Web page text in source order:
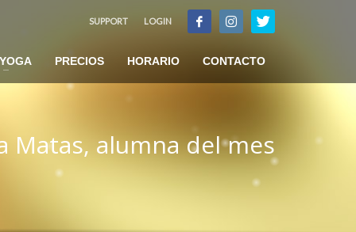
SUPPORT LOGIN
YOGA PRECIOS HORARIO CONTACTO
Matas, alumna del mes